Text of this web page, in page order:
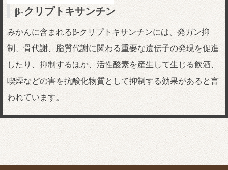
β-クリプトキサンチン
みかんに含まれるβ-クリプトキサンチンには、発ガン抑
制、骨代謝、脂質代謝に関わる重要な遺伝子の発現を促進
したり、抑制するほか、活性酸素を産生して生じる飲酒、
喫煙などの害を抗酸化物質として抑制する効果があると言
われています。